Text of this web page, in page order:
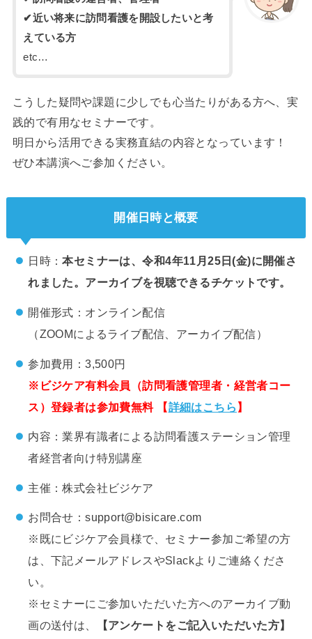
✔近い将来に訪問看護を開設したいと考
えている方
etc…
こうした疑問や課題に少しでも心当たりがある方へ、実
践的で有用なセミナーです。
明日から活用できる実務直結の内容となっています！
ぜひ本講演へご参加ください。
開催日時と概要
日時：本セミナーは、令和4年11月25日(金)に開催さ
れました。アーカイブを視聴できるチケットです。
開催形式：オンライン配信
（ZOOMによるライブ配信、アーカイブ配信）
参加費用：3,500円
※ビジケア有料会員（訪問看護管理者・経営者コー
ス）登録者は参加費無料 【詳細はこちら 】
内容：業界有識者による訪問看護ステーション管理
者経営者向け特別講座
主催：株式会社ビジケア
お問合せ：support@bisicare.com
※既にビジケア会員様で、セミナー参加ご希望の方
は、下記メールアドレスやSlackよりご連絡くださ
い。
※セミナーにご参加いただいた方へのアーカイブ動
画の送付は、
【アンケートをご記入いただいた方】